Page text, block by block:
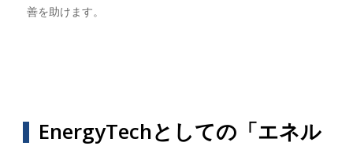
善を助けます。
EnergyTechとしての「エネル